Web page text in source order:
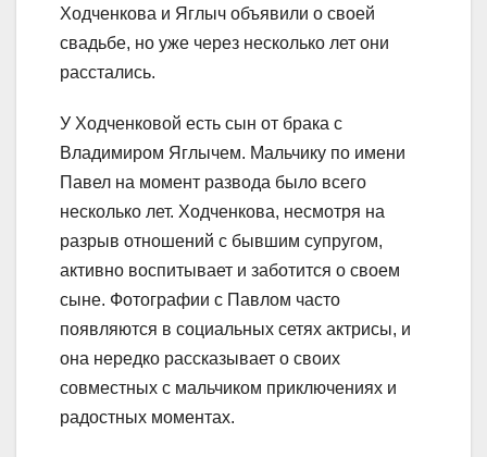
Ходченкова и Яглыч объявили о своей
свадьбе, но уже через несколько лет они
расстались.
У Ходченковой есть сын от брака с
Владимиром Яглычем. Мальчику по имени
Павел на момент развода было всего
несколько лет. Ходченкова, несмотря на
разрыв отношений с бывшим супругом,
активно воспитывает и заботится о своем
сыне. Фотографии с Павлом часто
появляются в социальных сетях актрисы, и
она нередко рассказывает о своих
совместных с мальчиком приключениях и
радостных моментах.